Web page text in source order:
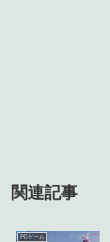
関連記事
PCゲーム